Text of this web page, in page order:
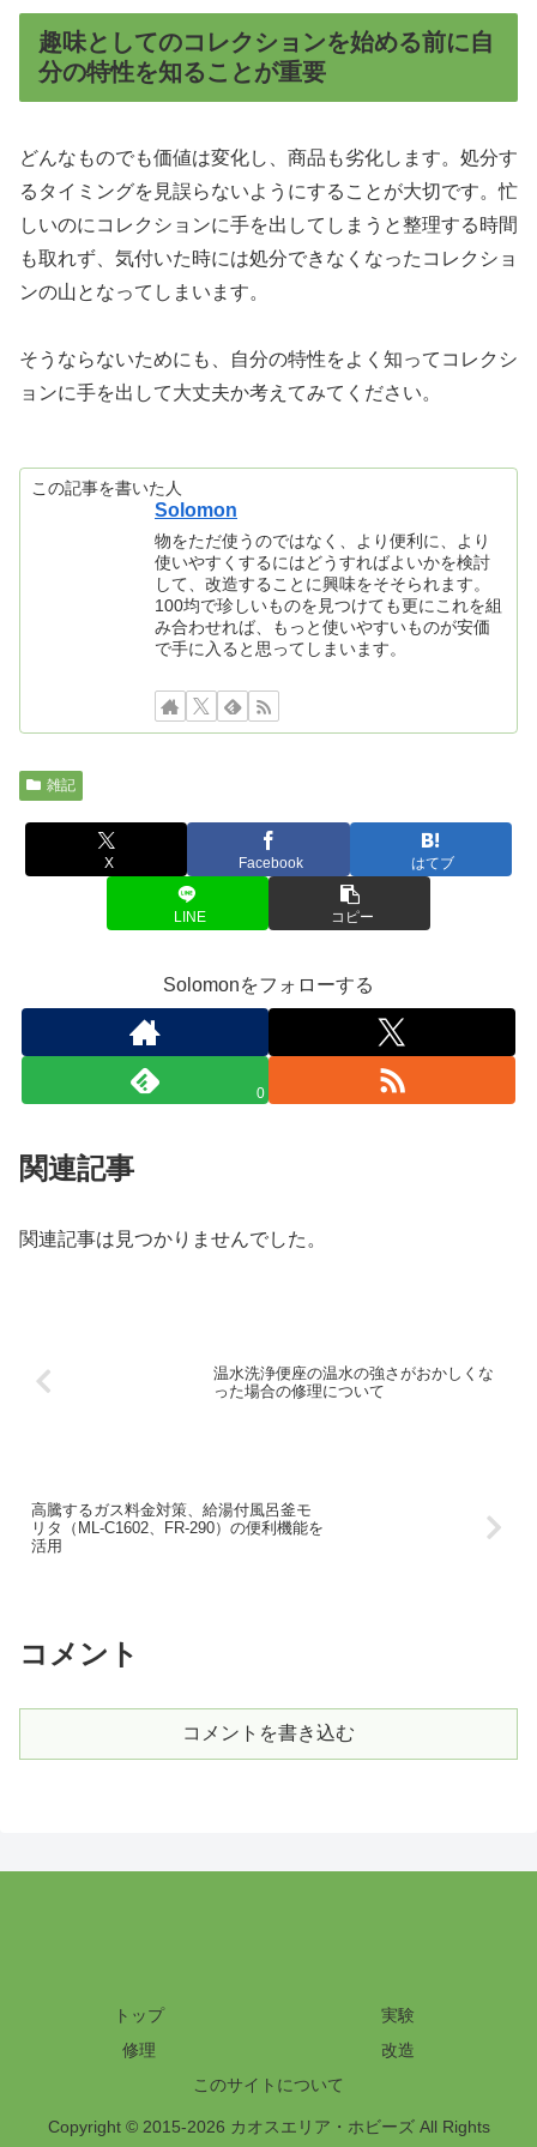
趣味としてのコレクションを始める前に自
分の特性を知ることが重要
どんなものでも価値は変化し、商品も劣化します。処分す
るタイミングを見誤らないようにすることが大切です。忙
しいのにコレクションに手を出してしまうと整理する時間
も取れず、気付いた時には処分できなくなったコレクショ
ンの山となってしまいます。
そうならないためにも、自分の特性をよく知ってコレクシ
ョンに手を出して大丈夫か考えてみてください。
この記事を書いた人
Solomon
物をただ使うのではなく、より便利に、より
使いやすくするにはどうすればよいかを検討
して、改造することに興味をそそられます。
100均で珍しいものを見つけても更にこれを組
み合わせれば、もっと使いやすいものが安価
で手に入ると思ってしまいます。
雑記
X Facebook はてブ
LINE コピー
Solomonをフォローする
0
関連記事
関連記事は見つかりませんでした。
温水洗浄便座の温水の強さがおかしくな
った場合の修理について
高騰するガス料金対策、給湯付風呂釜モ
リタ（ML-C1602、FR-290）の便利機能を
活用
コメント
コメントを書き込む
トップ
実験
修理
改造
このサイトについて
Copyright © 2015-2026 カオスエリア・ホビーズ All Rights